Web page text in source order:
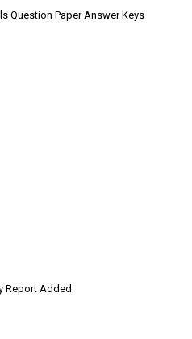
Question Paper Answer Keys
Report Added